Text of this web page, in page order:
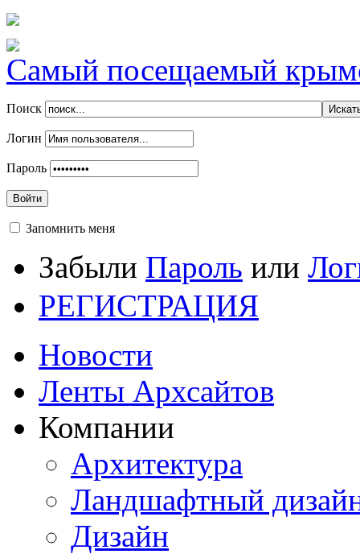
Самый посещаемый
Поиск
Логин
Пароль
Войти
Запомнить меня
Забыли Пароль или
РЕГИСТРАЦИЯ
Новости
Ленты Архсайтов
Компании
Архитектура
Ландшафтный
Дизайн